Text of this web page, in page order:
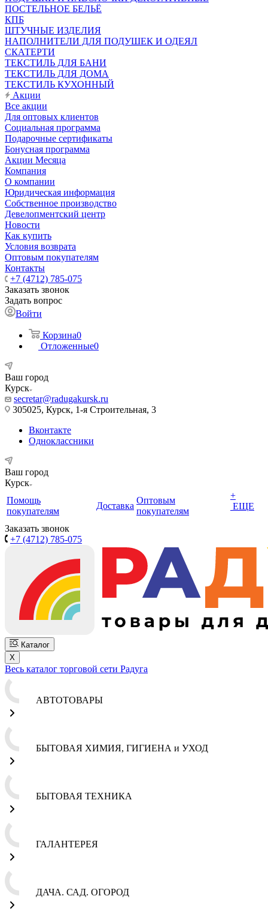
ПОСТЕЛЬНОЕ БЕЛЬЁ
КПБ
ШТУЧНЫЕ ИЗДЕЛИЯ
НАПОЛНИТЕЛИ ДЛЯ ПОДУШЕК И ОДЕЯЛ
СКАТЕРТИ
ТЕКСТИЛЬ ДЛЯ БАНИ
ТЕКСТИЛЬ ДЛЯ ДОМА
ТЕКСТИЛЬ КУХОННЫЙ
Акции
Все акции
Для оптовых клиентов
Социальная программа
Подарочные сертификаты
Бонусная программа
Акции Месяца
Компания
О компании
Юридическая информация
Собственное производство
Девелопментский центр
Новости
Как купить
Условия возврата
Оптовым покупателям
Контакты
+7 (4712) 785-075
Заказать звонок
Задать вопрос
Войти
Корзина0
Отложенные0
Ваш город
Курск
secretar@radugakursk.ru
305025, Курск, 1-я Строительная, 3
Вконтакте
Одноклассники
Ваш город
Курск
Помощь
покупателям
Доставка
Оптовым
покупателям
+
ЕЩЕ
Заказать звонок
+7 (4712) 785-075
Каталог
X
Весь каталог торговой сети Радуга
АВТОТОВАРЫ
БЫТОВАЯ ХИМИЯ, ГИГИЕНА и УХОД
БЫТОВАЯ ТЕХНИКА
ГАЛАНТЕРЕЯ
ДАЧА. САД. ОГОРОД